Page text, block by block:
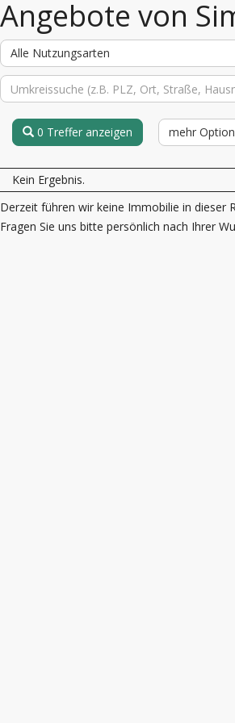
Angebote von
Alle Nutzungsarten
0 Treffer anzeigen mehr
Kein Ergebnis.
Derzeit führen wir keine Immobilie in dieser
Fragen Sie uns bitte persönlich nach Ihrer